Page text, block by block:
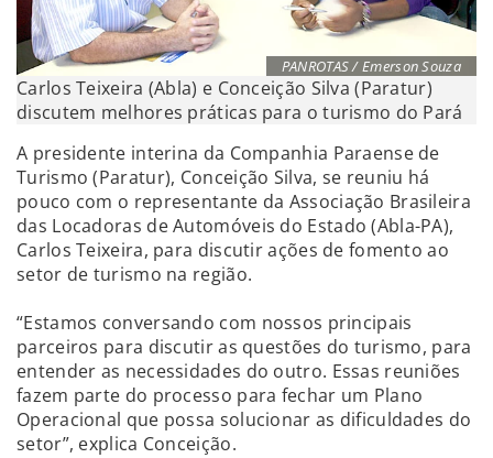
PANROTAS / Emerson Souza
Carlos Teixeira (Abla) e Conceição Silva (Paratur)
discutem melhores práticas para o turismo do Pará
A presidente interina da Companhia Paraense de
Turismo (Paratur), Conceição Silva, se reuniu há
pouco com o representante da Associação Brasileira
das Locadoras de Automóveis do Estado (Abla-PA),
Carlos Teixeira, para discutir ações de fomento ao
setor de turismo na região.
“Estamos conversando com nossos principais
parceiros para discutir as questões do turismo, para
entender as necessidades do outro. Essas reuniões
fazem parte do processo para fechar um Plano
Operacional que possa solucionar as dificuldades do
setor”, explica Conceição.